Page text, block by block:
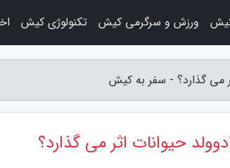
می گذارد؟ - سفر به کیش
حیوانات اثر می گذارد؟
ورزش و سرگرمی کیش تکنولوژی کیش